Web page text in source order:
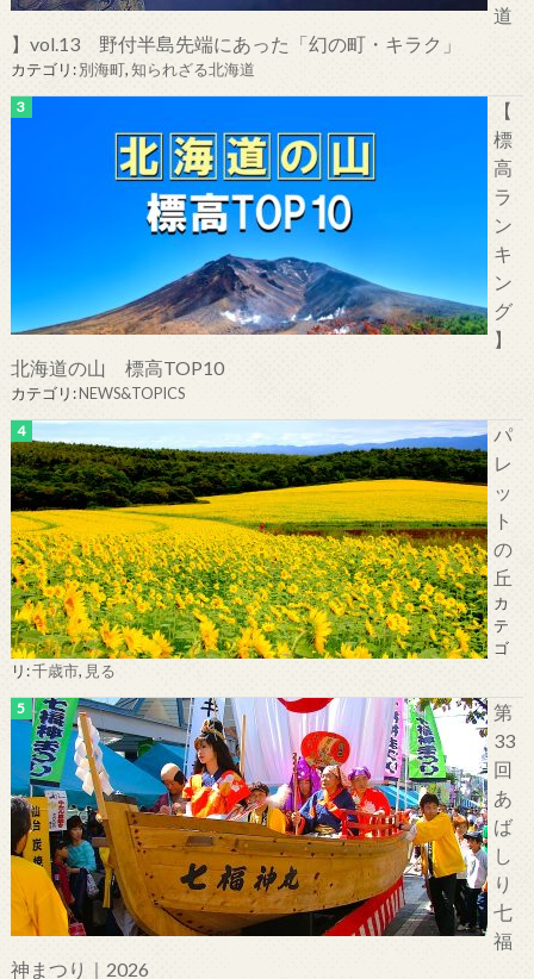
道
】vol.13 野付半島先端にあった「幻の町・キラク」
カテゴリ:別海町,知られざる北海道
【
標
高
ラ
ン
キ
ン
グ
】
北海道の山 標高TOP10
カテゴリ:NEWS&TOPICS
パ
レ
ッ
ト
の
丘
カ
テ
ゴ
リ:千歳市, 見る
第
33
回
あ
ば
し
り
七
福
神まつり｜2026